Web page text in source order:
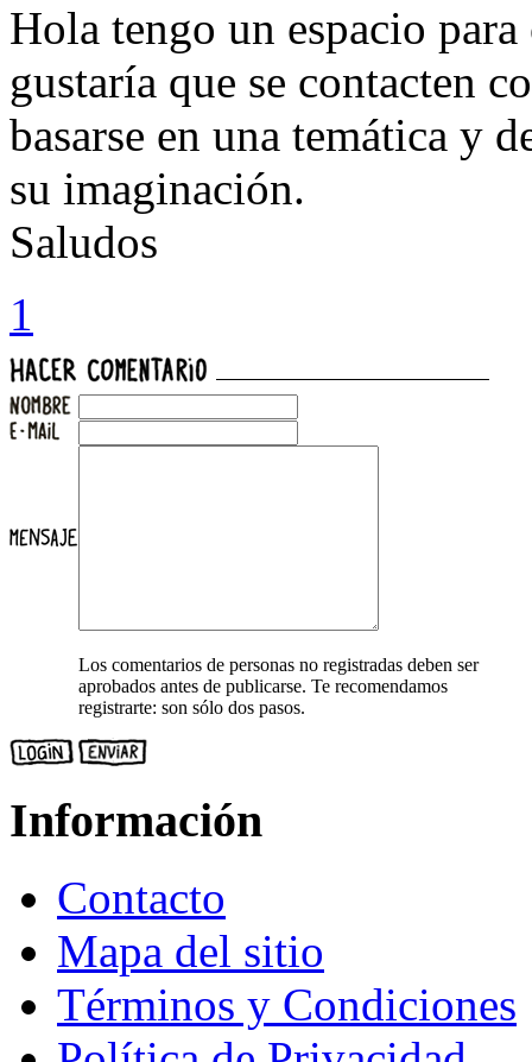
Hola tengo un espacio
gustaría que se contacten
basarse en una temática y
su imaginación.
Saludos
1
Los comentarios de personas no registradas deben ser
aprobados antes de publicarse. Te recomendamos
registrarte: son sólo dos pasos.
Información
Contacto
Mapa del sitio
Términos y Condiciones